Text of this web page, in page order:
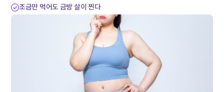
조금만 먹어도 금방 살이 찐다